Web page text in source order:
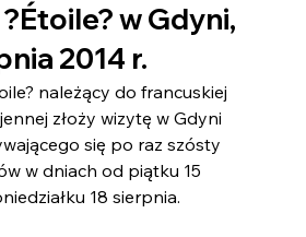
w Gdyni,
2014 r.
należący do francuskiej
złoży wizytę w Gdyni
się po raz szósty
w dniach od piątku 15
18 sierpnia.